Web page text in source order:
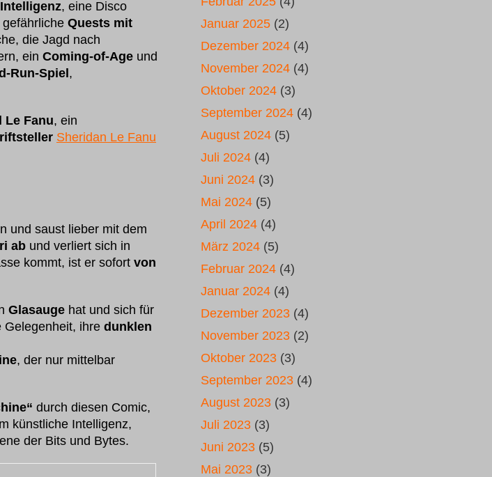
, eine Disco
gefährliche Quests mit
die Jagd nach
ein Coming-of-Age und
Run-Spiel ,
Le Fanu, ein
Sheridan Le Fanu
und saust lieber mit dem
ab und verliert sich in
kommt, ist er sofort von
Glasauge hat und sich für
Gelegenheit, ihre dunklen
, der nur mittelbar
durch diesen Comic,
künstliche Intelligenz,
der Bits und Bytes.
Januar 2025 (2)
Dezember 2024 (4)
November 2024 (4)
Oktober 2024 (3)
September 2024 (4)
August 2024 (5)
Juli 2024 (4)
Juni 2024 (3)
Mai 2024 (5)
April 2024 (4)
März 2024 (5)
Februar 2024 (4)
Januar 2024 (4)
Dezember 2023 (4)
November 2023 (2)
Oktober 2023 (3)
September 2023 (4)
August 2023 (3)
Juli 2023 (3)
Juni 2023 (5)
Mai 2023 (3)